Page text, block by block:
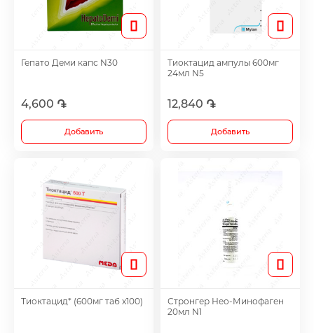
Средства для роста волос
Anti-cholesterol Mediations
Diabetes Treatment Tablets
Vitamins for Children
Footh Care
Гепато Деми капс N30
4,600 ֏
Добавить
Тиоктацид ампулы 600мг
24мл N5
12,840 ֏
Добавить
Тиоктацид* (600мг таб х100)
Стронгер Нео-Минофаген
20мл N1